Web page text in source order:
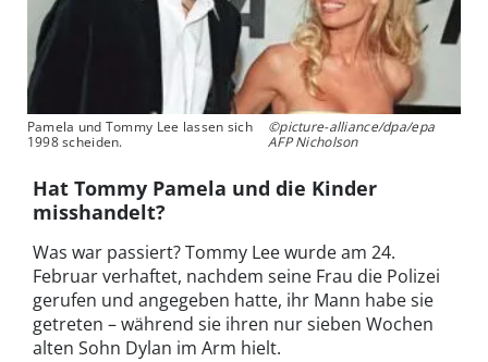
Pamela und Tommy Lee lassen sich
1998 scheiden.
©picture-alliance/dpa/epa
AFP Nicholson
Hat Tommy Pamela und die Kinder
misshandelt?
Was war passiert? Tommy Lee wurde am 24.
Februar verhaftet, nachdem seine Frau die Polizei
gerufen und angegeben hatte, ihr Mann habe sie
getreten – während sie ihren nur sieben Wochen
alten Sohn Dylan im Arm hielt.